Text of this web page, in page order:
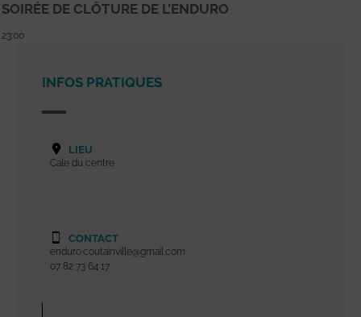
SOIRÉE DE CLÔTURE DE L’ENDURO
23:00
INFOS PRATIQUES
LIEU
Cale du centre
CONTACT
enduro.coutainville@gmail.com
07 82 73 64 17